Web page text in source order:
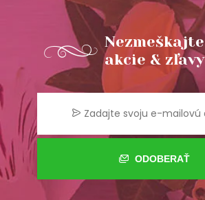
Nezmeškajte
akcie & zľavy
ODOBERAŤ